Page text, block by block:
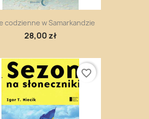
codzienne w Samarkandzie
28,00 zł
favorite_border